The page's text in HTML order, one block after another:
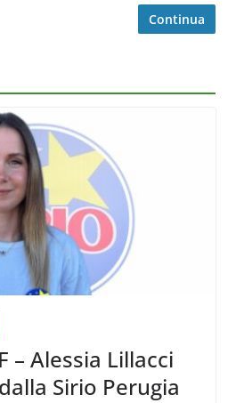
Continua
– Alessia Lillacci
Sirio Perugia